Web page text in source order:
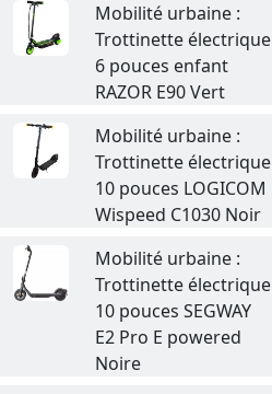
Mobilité urbaine :
Trottinette électrique
6 pouces enfant
RAZOR E90 Vert
Mobilité urbaine :
Trottinette électrique
10 pouces LOGICOM
Wispeed C1030 Noir
Mobilité urbaine :
Trottinette électrique
10 pouces SEGWAY
E2 Pro E powered
Noire